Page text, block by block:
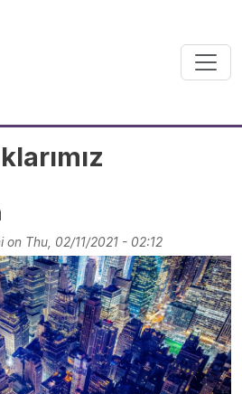
on Thu, 02/11/2021 - 02:12